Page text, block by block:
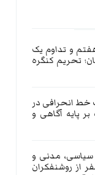
و تداوم یک
تحریم کنگره
خط انحرافی در
پایه آگاهی و
سیاسی، مدنی و
کرد”در واکنش به بیانیه” ۸۰۰ نفر از روشنفکران